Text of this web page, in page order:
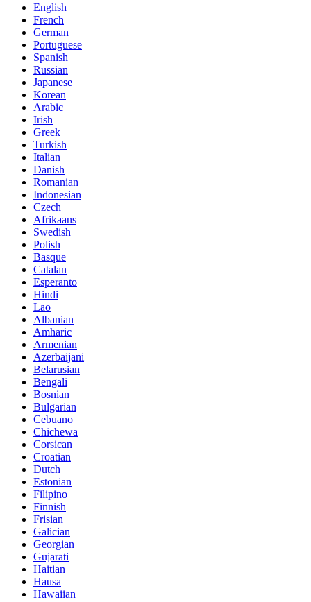
English
French
German
Portuguese
Spanish
Russian
Japanese
Korean
Arabic
Irish
Greek
Turkish
Italian
Danish
Romanian
Indonesian
Czech
Afrikaans
Swedish
Polish
Basque
Catalan
Esperanto
Hindi
Lao
Albanian
Amharic
Armenian
Azerbaijani
Belarusian
Bengali
Bosnian
Bulgarian
Cebuano
Chichewa
Corsican
Croatian
Dutch
Estonian
Filipino
Finnish
Frisian
Galician
Georgian
Gujarati
Haitian
Hausa
Hawaiian